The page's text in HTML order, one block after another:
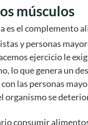
músculos
es el complemento
y personas
ejercicio le
lo que genera un
las personas
organismo se
consumir